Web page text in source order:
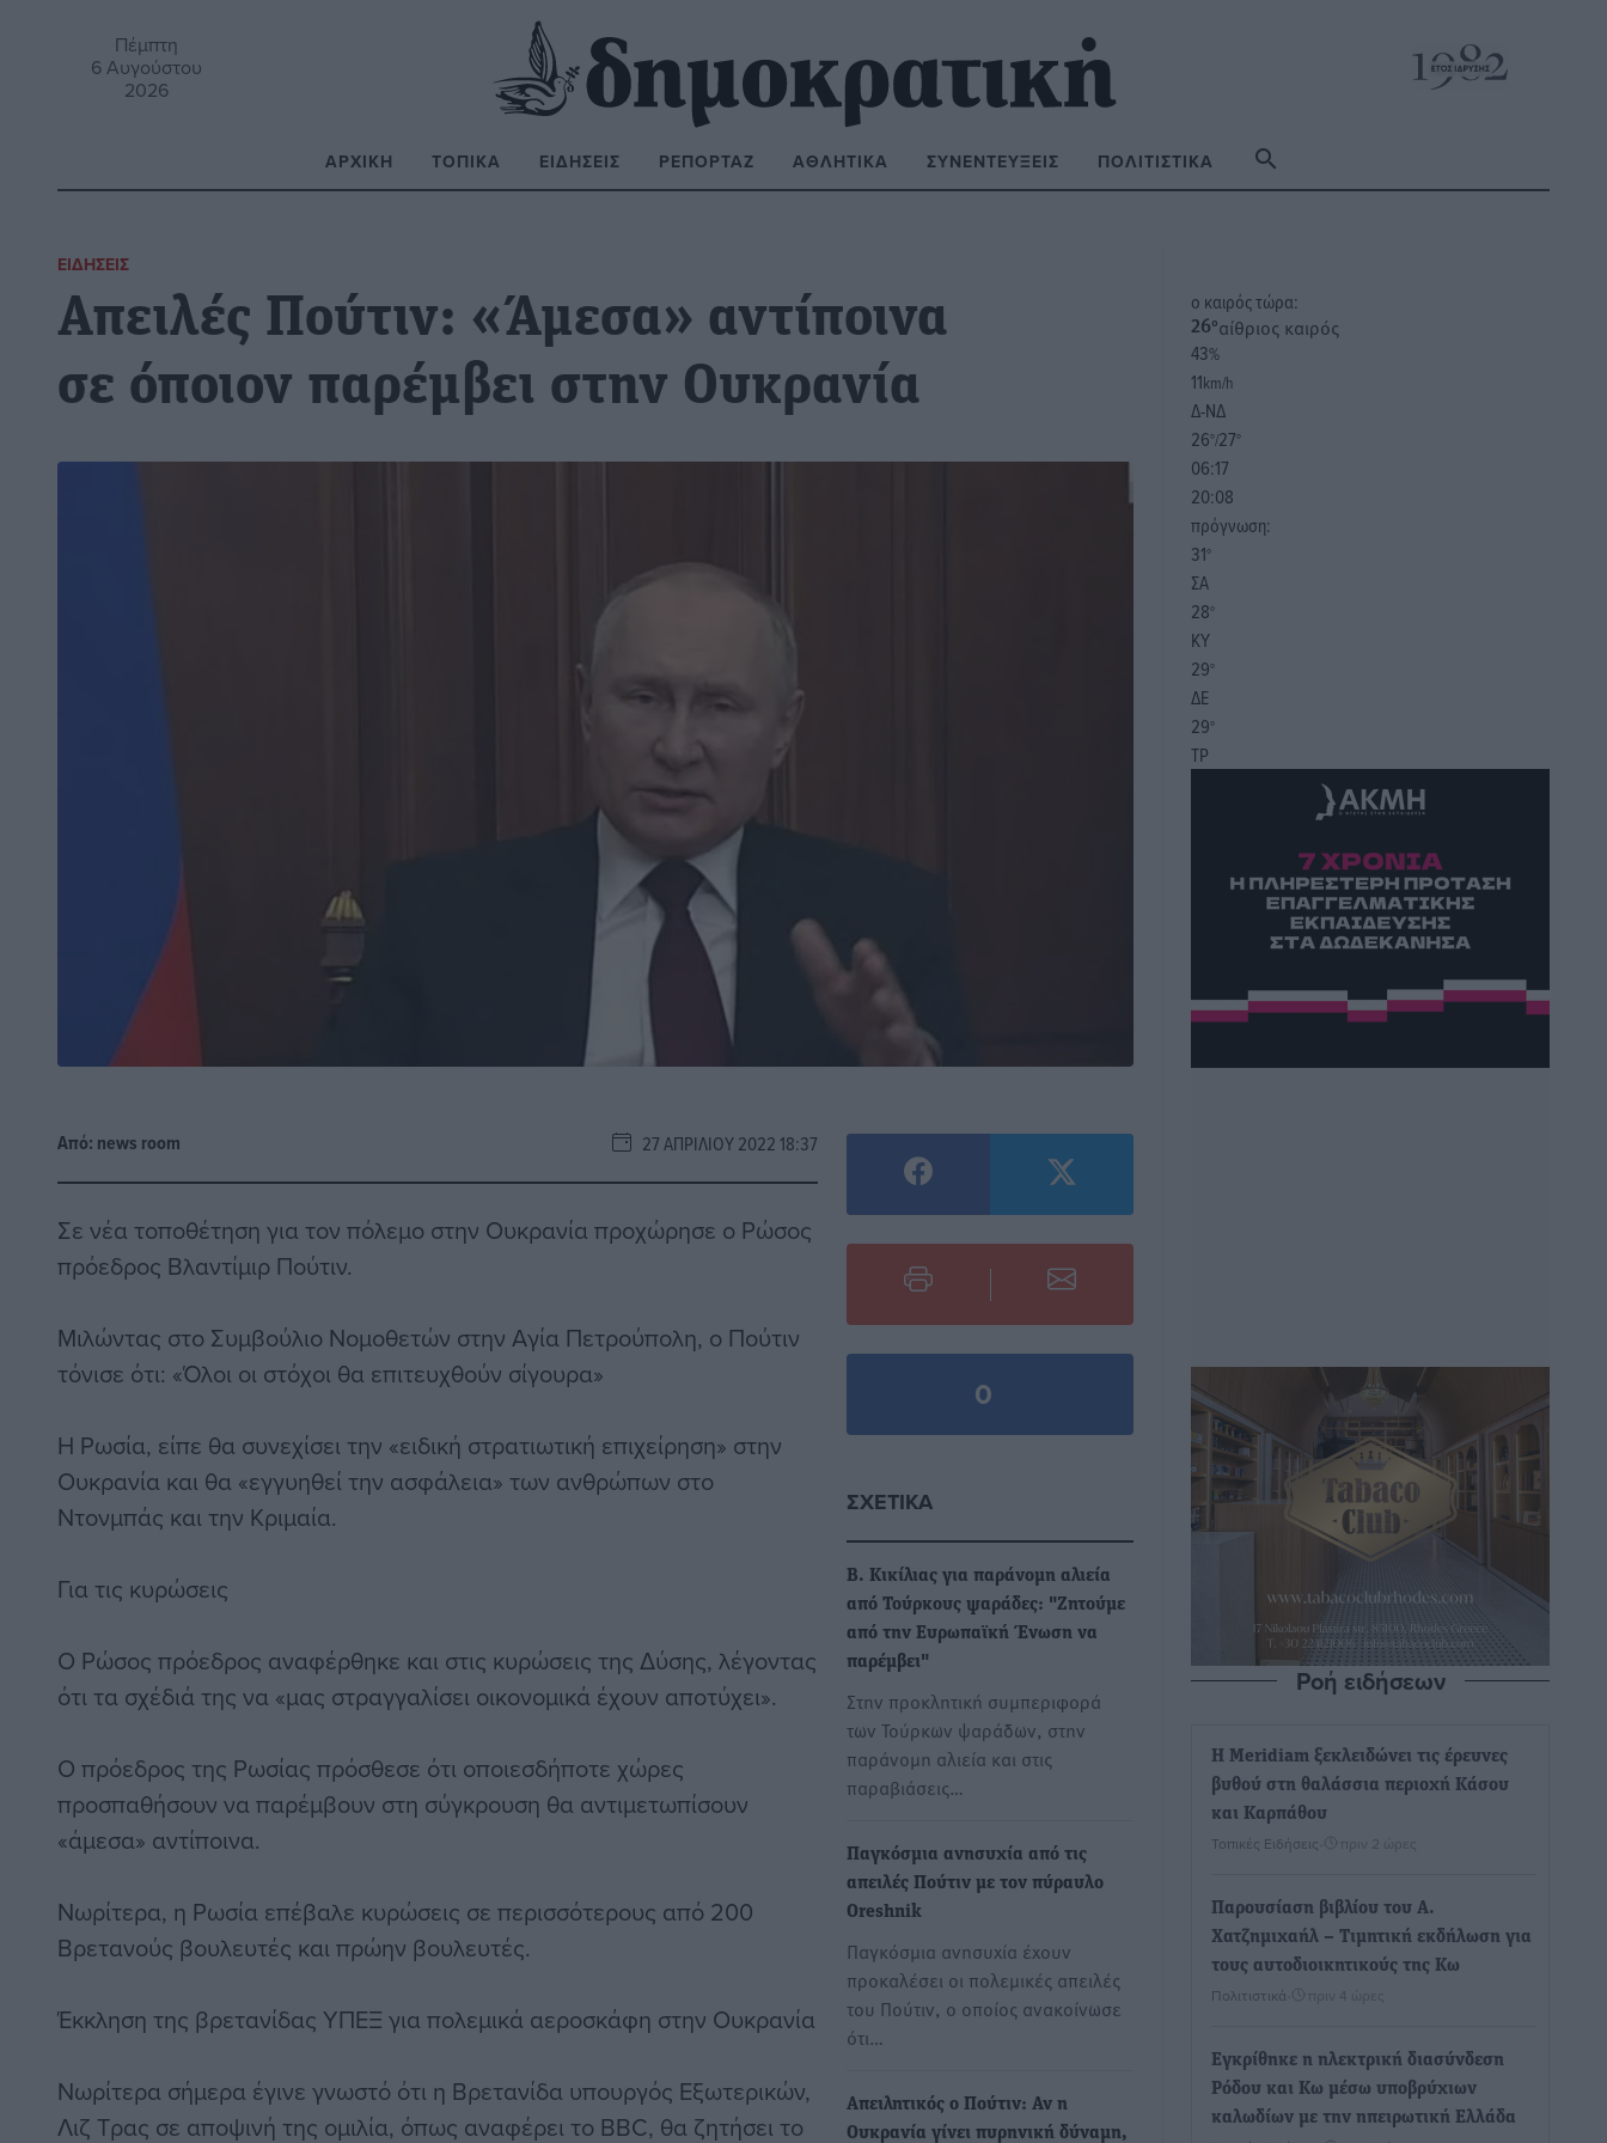
Πέμπτη
6 Αυγούστου
2026
ΑΡΧΙΚΉ ΤΟΠΙΚΆ ΕΙΔΉΣΕΙΣ ΡΕΠΟΡΤΆΖ ΑΘΛΗΤΙΚΆ ΣΥΝΕΝΤΕΎΞΕΙΣ ΠΟΛΙΤΙΣΤΙΚΆ
ΕΙΔΉΣΕΙΣ
Απειλές Πούτιν: «Άμεσα» αντίποινα
σε όποιον παρέμβει στην Ουκρανία
Από: news room 27 ΑΠΡΙΛΊΟΥ 2022 18:37
Σε νέα τοποθέτηση για τον πόλεμο στην Ουκρανία προχώρησε ο Ρώσος
πρόεδρος Βλαντίμιρ Πούτιν.
Μιλώντας στο Συμβούλιο Νομοθετών στην Αγία Πετρούπολη, ο Πούτιν
τόνισε ότι: «Όλοι οι στόχοι θα επιτευχθούν σίγουρα»
Η Ρωσία, είπε θα συνεχίσει την «ειδική στρατιωτική επιχείρηση» στην
Ουκρανία και θα «εγγυηθεί την ασφάλεια» των ανθρώπων στο
Ντονμπάς και την Κριμαία.
Για τις κυρώσεις
Ο Ρώσος πρόεδρος αναφέρθηκε και στις κυρώσεις της Δύσης, λέγοντας
ότι τα σχέδιά της να «μας στραγγαλίσει οικονομικά έχουν αποτύχει».
Ο πρόεδρος της Ρωσίας πρόσθεσε ότι οποιεσδήποτε χώρες
προσπαθήσουν να παρέμβουν στη σύγκρουση θα αντιμετωπίσουν
«άμεσα» αντίποινα.
Νωρίτερα, η Ρωσία επέβαλε κυρώσεις σε περισσότερους από 200
Βρετανούς βουλευτές και πρώην βουλευτές.
Έκκληση της βρετανίδας ΥΠΕΞ για πολεμικά αεροσκάφη στην Ουκρανία
Νωρίτερα σήμερα έγινε γνωστό ότι η Βρετανίδα υπουργός Εξωτερικών,
Λιζ Τρας σε αποψινή της ομιλία, όπως αναφέρει το BBC, θα ζητήσει το
0
ΣΧΕΤΙΚΆ
Β. Κικίλιας για παράνομη αλιεία
από Τούρκους ψαράδες: "Ζητούμε
από την Ευρωπαϊκή Ένωση να
παρέμβει"
Στην προκλητική συμπεριφορά
των Τούρκων ψαράδων, στην
παράνομη αλιεία και στις
παραβιάσεις…
Παγκόσμια ανησυχία από τις
απειλές Πούτιν με τον πύραυλο
Oreshnik
Παγκόσμια ανησυχία έχουν
προκαλέσει οι πολεμικές απειλές
του Πούτιν, ο οποίος ανακοίνωσε
ότι…
Απειλητικός ο Πούτιν: Αν η
Ουκρανία γίνει πυρηνική δύναμη,
o καιρός τώρα:
26°αίθριος καιρός
43%
11km/h
Δ-ΝΔ
26°/27°
06:17
20:08
πρόγνωση:
31°
ΣΑ
28°
ΚΥ
29°
ΔΕ
29°
ΤΡ
Ροή ειδήσεων
Η Meridiam ξεκλειδώνει τις έρευνες
βυθού στη θαλάσσια περιοχή Κάσου
και Καρπάθου
Τοπικές Ειδήσεις πριν 2 ώρες
Παρουσίαση βιβλίου του Α.
Χατζημιχαήλ – Τιμητική εκδήλωση για
τους αυτοδιοικητικούς της Κω
Πολιτιστικά πριν 4 ώρες
Εγκρίθηκε η ηλεκτρική διασύνδεση
Ρόδου και Κω μέσω υποβρύχιων
καλωδίων με την ηπειρωτική Ελλάδα